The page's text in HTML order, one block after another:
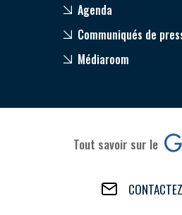
Agenda
Communiqués de
Médiaroom
Tout savoir sur le